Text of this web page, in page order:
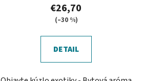
€26,70
(–30 %)
DETAIL